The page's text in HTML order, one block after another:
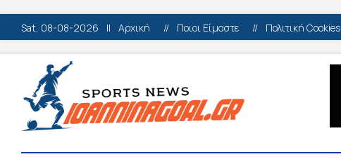
Sat, 08-08-2026 || Αρχική // Ποιοι Είμαστε // Πολιτική Cookies